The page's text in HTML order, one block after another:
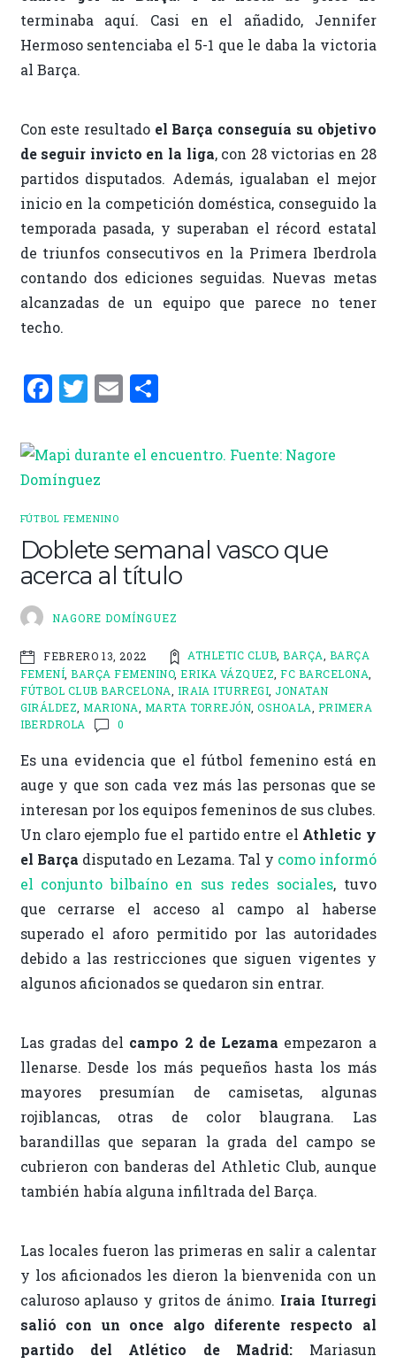
terminaba aquí. Casi en el añadido, Jennifer
Hermoso sentenciaba el 5-1 que le daba la victoria
al Barça.
Con este resultado el Barça conseguía su objetivo
de seguir invicto en la liga, con 28 victorias en 28
partidos disputados. Además, igualaban el mejor
inicio en la competición doméstica, conseguido la
temporada pasada, y superaban el récord estatal
de triunfos consecutivos en la Primera Iberdrola
contando dos ediciones seguidas. Nuevas metas
alcanzadas de un equipo que parece no tener
techo.
F
ce
b
o
k
T
it
te
E
ai
l
C
m
p
r
FÚTBOL FEMENINO
Doblete semanal vasco que
acerca al título
NAGORE DOMÍNGUEZ
FEBRERO 13, 2022 ATHLETIC CLUB,BARÇA, BARÇA
FEMENÍ,BARÇA FEMENINO,ERIKA VÁZQUEZ,FC BARCELONA,
FÚTBOL CLUB BARCELONA, IRAIA ITURREGI,JONATAN
GIRÁLDEZ,MARIONA, MARTA TORREJÓN,OSHOALA, PRIMERA
IBERDROLA
0
Es una evidencia que el fútbol femenino está en
auge y que son cada vez más las personas que se
interesan por los equipos femeninos de sus clubes.
Un claro ejemplo fue el partido entre el Athletic y
el Barça disputado en Lezama. Tal y como informó
el conjunto bilbaíno en sus redes sociales, tuvo
que cerrarse el acceso al campo al haberse
superado el aforo permitido por las autoridades
debido a las restricciones que siguen vigentes y
algunos aficionados se quedaron sin entrar.
Las gradas del campo 2 de Lezama empezaron a
llenarse. Desde los más pequeños hasta los más
mayores presumían de camisetas, algunas
rojiblancas, otras de color blaugrana. Las
barandillas que separan la grada del campo se
cubrieron con banderas del Athletic Club, aunque
también había alguna infiltrada del Barça.
Las locales fueron las primeras en salir a calentar
y los aficionados les dieron la bienvenida con un
caluroso aplauso y gritos de ánimo. Iraia Iturregi
salió con un once algo diferente respecto al
partido del Atlético de Madrid: Mariasun